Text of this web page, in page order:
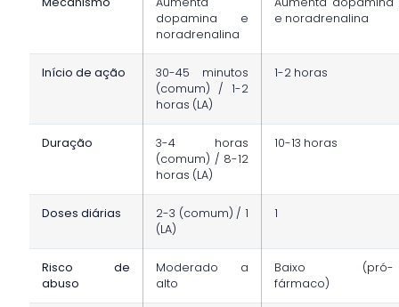
dopamina e
noradrenalina
e noradrenalina
Início de ação
30-45 minutos
(comum) / 1-2
horas (LA)
1-2 horas
Duração
3-4 horas
(comum) / 8-12
horas (LA)
10-13 horas
Doses diárias
2-3 (comum) / 1
(LA)
1
Risco de
abuso
Moderado a
alto
Baixo (pró-
fármaco)